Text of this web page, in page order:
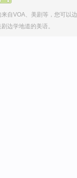
来自VOA、美剧等，您可以边
边学地道的美语。